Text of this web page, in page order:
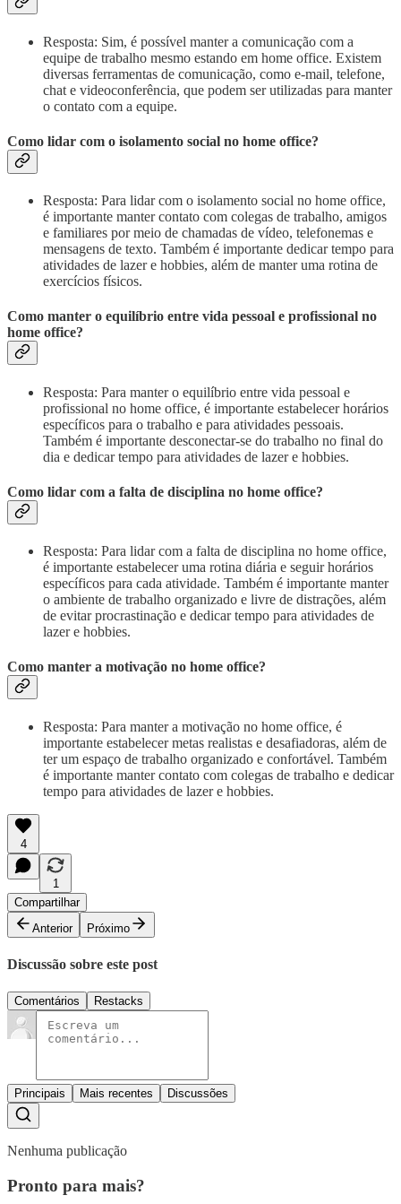
Resposta: Sim, é possível manter a comunicação com a
equipe de trabalho mesmo estando em home office. Existem
diversas ferramentas de comunicação, como e-mail, telefone,
chat e videoconferência, que podem ser utilizadas para manter
o contato com a equipe.
Como lidar com o isolamento social no home office?
Resposta: Para lidar com o isolamento social no home office,
é importante manter contato com colegas de trabalho, amigos
e familiares por meio de chamadas de vídeo, telefonemas e
mensagens de texto. Também é importante dedicar tempo para
atividades de lazer e hobbies, além de manter uma rotina de
exercícios físicos.
Como manter o equilíbrio entre vida pessoal e profissional no
home office?
Resposta: Para manter o equilíbrio entre vida pessoal e
profissional no home office, é importante estabelecer horários
específicos para o trabalho e para atividades pessoais.
Também é importante desconectar-se do trabalho no final do
dia e dedicar tempo para atividades de lazer e hobbies.
Como lidar com a falta de disciplina no home office?
Resposta: Para lidar com a falta de disciplina no home office,
é importante estabelecer uma rotina diária e seguir horários
específicos para cada atividade. Também é importante manter
o ambiente de trabalho organizado e livre de distrações, além
de evitar procrastinação e dedicar tempo para atividades de
lazer e hobbies.
Como manter a motivação no home office?
Resposta: Para manter a motivação no home office, é
importante estabelecer metas realistas e desafiadoras, além de
ter um espaço de trabalho organizado e confortável. Também
é importante manter contato com colegas de trabalho e dedicar
tempo para atividades de lazer e hobbies.
4
1
Compartilhar
Anterior
Próximo
Discussão sobre este post
Comentários Restacks
Principais Mais recentes Discussões
Nenhuma publicação
Pronto para mais?